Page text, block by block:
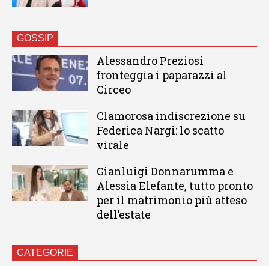
GOSSIP
Alessandro Preziosi
fronteggia i paparazzi al
Circeo
Clamorosa indiscrezione su
Federica Nargi: lo scatto
virale
Gianluigi Donnarumma e
Alessia Elefante, tutto pronto
per il matrimonio più atteso
dell’estate
CATEGORIE